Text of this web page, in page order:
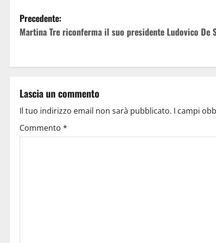
Precedente:
Martina Tre riconferma il suo presidente Ludovico De
Lascia un commento
Il tuo indirizzo email non sarà pubblicato. I campi
Commento *